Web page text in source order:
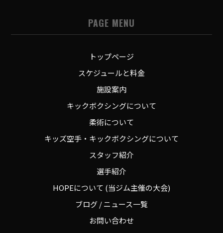
PAGE MENU
トップページ
スケジュールと料金
施設案内
キックボクシングについて
柔術について
キッズ空手・キックボクシングについて
スタッフ紹介
選手紹介
HOPEについて (当ジム主催の大会)
ブログ / ニュース一覧
お問い合わせ